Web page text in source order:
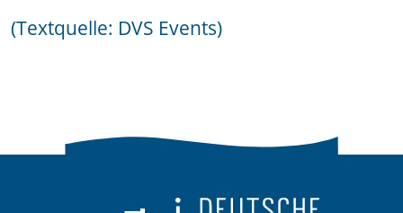
(Textquelle: DVS Events)